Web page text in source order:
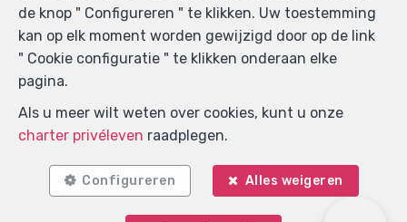
de knop " Configureren " te klikken. Uw toestemming
kan op elk moment worden gewijzigd door op de link
" Cookie configuratie " te klikken onderaan elke
pagina.
Als u meer wilt weten over cookies, kunt u onze
charter privéleven raadplegen.
Configureren Alles weigeren